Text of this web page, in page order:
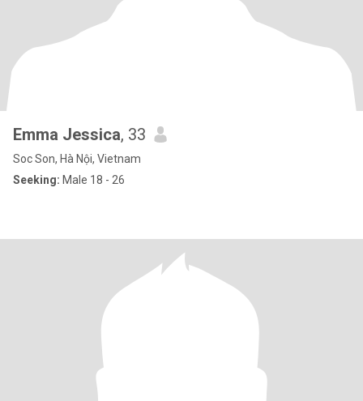
Emma Jessica, 33
Soc Son, Hà Nội, Vietnam
Seeking: Male 18 - 26